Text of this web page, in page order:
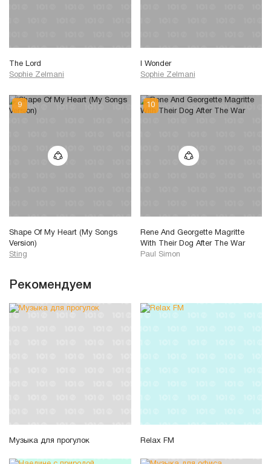
The Lord
Sophie Zelmani
I Wonder
Sophie Zelmani
Shape Of My Heart (My Songs
Version)
Sting
Rene And Georgette Magritte
With Their Dog After The War
Paul Simon
Рекомендуем
Музыка для прогулок Relax FM